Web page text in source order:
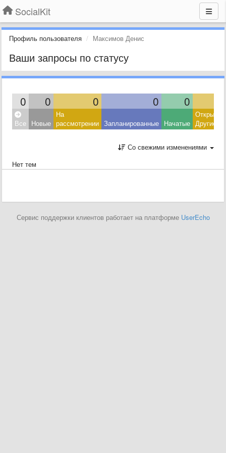
SocialKit
Профиль пользователя Максимов Денис
Ваши запросы по статусу
0 0 0 0 0
Все Новые
На
рассмотрении Запланированные Начатые Другие
Со свежими изменениями
Нет тем
Сервис поддержки клиентов работает на платформе UserEcho